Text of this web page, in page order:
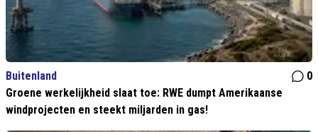
Buitenland
0
Groene werkelijkheid slaat toe: RWE dumpt Amerikaanse
windprojecten en steekt miljarden in gas!